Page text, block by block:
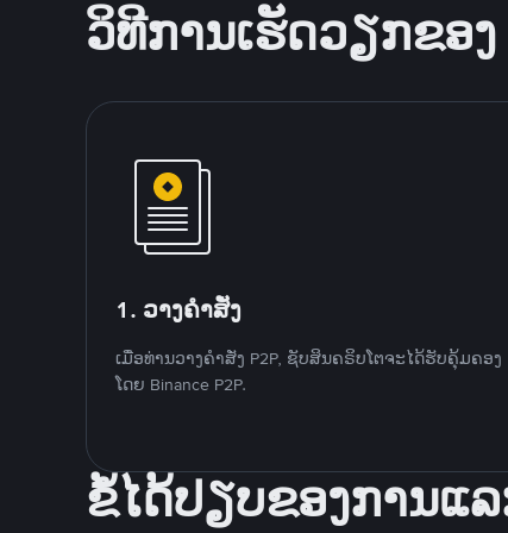
ວິທີການເຮັດວຽກຂອງ
1. ວາງຄໍາສັ່ງ
ເມື່ອທ່ານວາງຄໍາສັ່ງ P2P, ຊັບສິນຄຣິບໂຕຈະໄດ້ຮັບຄຸ້ມຄອງ
ໂດຍ Binance P2P.
ຂໍ້ໄດ້ປຽບຂອງການແ